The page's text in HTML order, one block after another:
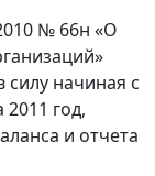
№ 66н «О
начиная с
2011 год,
и отчета